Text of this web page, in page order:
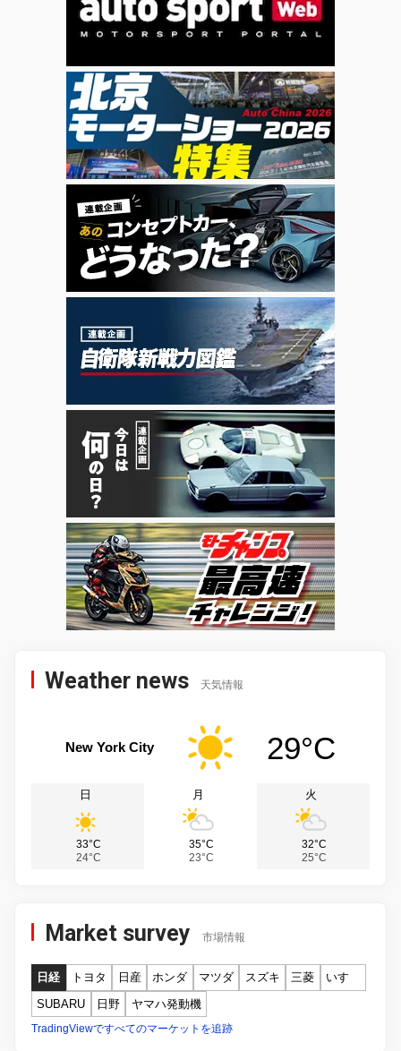
Weather news 天気情報
New York City 29°C
日
33°C
24°C
月
35°C
23°C
火
32°C
25°C
Market survey 市場情報
日経 トヨタ 日産 ホンダ マツダ スズキ 三菱
いすゞ
SUBARU
日野 ヤマハ発動機
TradingViewですべてのマーケットを追跡